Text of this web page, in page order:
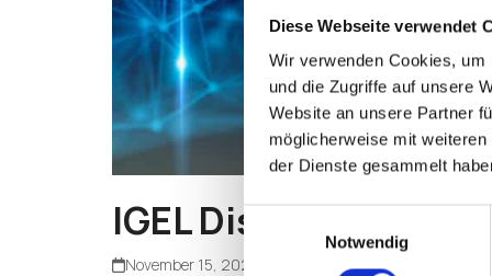
Diese Webseite verwendet
Wir verwenden Cookies,
und die Zugriffe auf unsere
Website an unsere Partner
möglicherweise mit
der Dienste gesammelt
Einwilligungsauswahl
Notwendig
IGEL Disaster
November 15, 2022 Gallagher